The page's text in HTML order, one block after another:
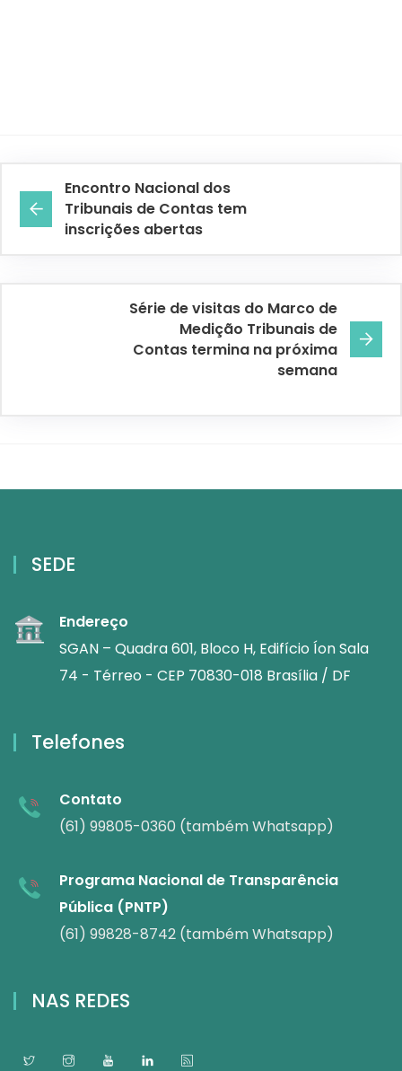
Encontro Nacional dos
Tribunais de Contas tem
inscrições abertas
Série de visitas do Marco de
Medição Tribunais de
Contas termina na próxima
semana
SEDE
Endereço
SGAN – Quadra 601, Bloco H, Edifício Íon Sala
74 - Térreo - CEP 70830-018 Brasília / DF
Telefones
Contato
(61) 99805-0360 (também Whatsapp)
Programa Nacional de Transparência
Pública (PNTP)
(61) 99828-8742 (também Whatsapp)
NAS REDES